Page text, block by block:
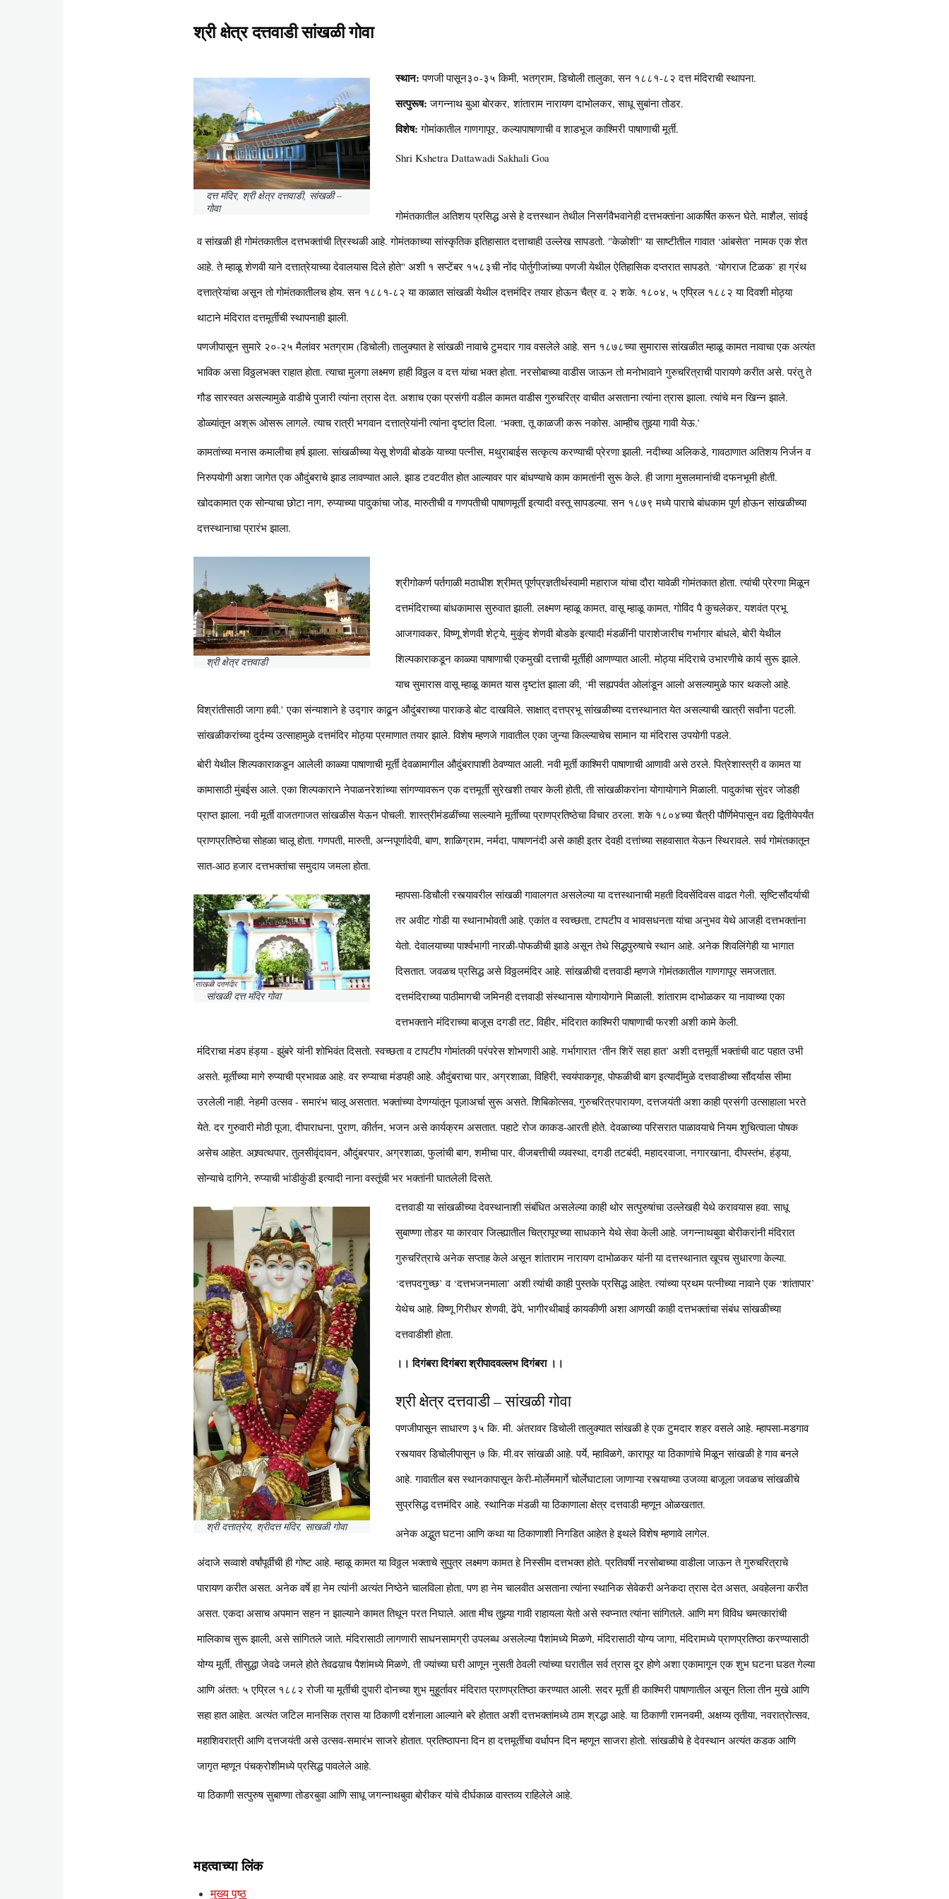
श्री क्षेत्र दत्तवाडी सांखळी गोवा
दत्त मंदिर, श्री क्षेत्र दत्तवाडी, सांखळी –
गोवा
स्थान: पणजी पासून३०-३५ किमी, भतग्राम, डिचोली तालुका, सन १८८१-८२ दत्त मंदिराची स्थापना.
सत्पुरूष: जगन्नाथ बुआ बोरकर, शांताराम नारायण दाभोलकर, साधू सुबांना तोडर.
विशेष: गोमांकातील गाणगापूर, कल्यापाषाणाची व शाडभूज काश्मिरी पाषाणाची मूर्ती.
Shri Kshetra Dattawadi Sakhali Goa
गोमंतकातील अतिशय प्रसिद्ध असे हे दत्तस्थान तेथील निसर्गवैभवानेही दत्तभक्तांना आकर्षित करून घेते. माशैल, सांवई
व सांखळी ही गोमंतकातील दत्तभक्तांची त्रिस्थळी आहे. गोमंतकाच्या सांस्कृतिक इतिहासात दत्ताचाही उल्लेख सापडतो. "केळोशी" या साष्टीतील गावात ‘आंबसेत’ नामक एक शेत
आहे. ते म्हाळू शेणवी याने दत्तात्रेयाच्या देवालयास दिले होते" अशी १ सप्टेंबर १५८३ची नोंद पोर्तुगीजांच्या पणजी येथील ऐतिहासिक दप्तरात सापडते. ‘योगराज टिळक’ हा ग्रंथ
दत्तात्रेयांचा असून तो गोमंतकातीलच होय. सन १८८१-८२ या काळात सांखळी येथील दत्तमंदिर तयार होऊन चैत्र व. २ शके. १८०४, ५ एप्रिल १८८२ या दिवशी मोठ्या
थाटाने मंदिरात दत्तमूर्तीची स्थापनाही झाली.
पणजीपासून सुमारे २०-२५ मैलांवर भतग्राम (डिचोली) तालुक्यात हे सांखळी नावाचे टुमदार गाव वसलेले आहे. सन १८७८च्या सुमारास सांखळीत म्हाळू कामत नावाचा एक अत्यंत
भाविक असा विठ्ठलभक्त राहात होता. त्याचा मुलगा लक्ष्मण हाही विठ्ठल व दत्त यांचा भक्त होता. नरसोबाच्या वाडीस जाऊन तो मनोभावाने गुरुचरित्राची पारायणे करीत असे. परंतु ते
गौड सारस्वत असल्यामुळे वाडीचे पुजारी त्यांना त्रास देत. अशाच एका प्रसंगी वडील कामत वाडीस गुरुचरित्र वाचीत असताना त्यांना त्रास झाला. त्यांचे मन खिन्न झाले.
डोळ्यांतून अश्रू ओसरू लागले. त्याच रात्री भगवान दत्तात्रेयांनी त्यांना दृष्टांत दिला. ‘भक्ता, तू काळजी करू नकोस. आम्हीच तुझ्या गावी येऊ.’
कामतांच्या मनास कमालीचा हर्ष झाला. सांखळीच्या येसू शेणवी बोडके याच्या पत्नीस, मथुराबाईस सत्कृत्य करण्याची प्रेरणा झाली. नदीच्या अलिकडे, गावठाणात अतिशय निर्जन व
निरुपयोगी अशा जागेत एक औदुंबराचे झाड लावण्यात आले. झाड टवटवीत होत आल्यावर पार बांधण्याचे काम कामतांनी सुरू केले. ही जागा मुसलमानांची दफनभूमी होती.
खोदकामात एक सोन्याचा छोटा नाग, रुप्याच्या पादुकांचा जोड, मारुतीची व गणपतीची पाषाणमूर्ती इत्यादी वस्तू सापडल्या. सन १८७९ मध्ये पाराचे बांधकाम पूर्ण होऊन सांखळीच्या
दत्तस्थानाचा प्रारंभ झाला.
श्री क्षेत्र दत्तवाडी
श्रीगोकर्ण पर्तगाळी मठाधीश श्रीमत् पूर्णप्रज्ञतीर्थस्वामी महाराज यांचा दौरा यावेळी गोमंतकात होता. त्यांची प्रेरणा मिळून
दत्तमंदिराच्या बांधकामास सुरुवात झाली. लक्ष्मण म्हाळू कामत, वासू म्हाळू कामत, गोविंद पै कुचलेकर, यशवंत प्रभू
आजगावकर, विष्णू शेणवी शेट्ये, मुकुंद शेणवी बोडके इत्यादी मंडळींनी पाराशेजारीच गर्भागार बांधले, बोरी येथील
शिल्पकाराकडून काळ्या पाषाणाची एकमुखी दत्ताची मूर्तीही आणण्यात आली. मोठ्या मंदिराचे उभारणीचे कार्य सुरू झाले.
याच सुमारास वासू म्हाळू कामत यास दृष्टांत झाला की, ‘मी सह्यपर्वत ओलांडून आलो असल्यामुळे फार थकलो आहे.
विश्रांतीसाठी जागा हवी.’ एका संन्याशाने हे उद्गार काढून औदुंबराच्या पाराकडे बोट दाखविले. साक्षात् दत्तप्रभू सांखळीच्या दत्तस्थानात येत असल्याची खात्री सर्वांना पटली.
सांखळीकरांच्या दुर्दम्य उत्साहामुळे दत्तमंदिर मोठ्या प्रमाणात तयार झाले. विशेष म्हणजे गावातील एका जुन्या किल्ल्याचेच सामान या मंदिरास उपयोगी पडले.
बोरी येथील शिल्पकाराकडून आलेली काळ्या पाषाणाची मूर्ती देवळामागील औदुंबरापाशी ठेवण्यात आली. नवी मूर्ती काश्मिरी पाषाणाची आणावी असे ठरले. पित्रेशास्त्री व कामत या
कामासाठी मुंबईस आले. एका शिल्पकाराने नेपाळनरेशांच्या सांगण्यावरून एक दत्तमूर्ती सुरेखशी तयार केली होती, ती सांखळीकरांना योगायोगाने मिळाली. पादुकांचा सुंदर जोडही
प्राप्त झाला. नवी मूर्ती वाजतगाजत सांखळीस येऊन पोचली. शास्त्रीमंडळींच्या सल्ल्याने मूर्तीच्या प्राणप्रतिष्ठेचा विचार ठरला. शके १८०४च्या चैत्री पौर्णिमेपासून वद्य द्वितीयेपर्यंत
प्राणप्रतिष्ठेचा सोहळा चालू होता. गणपती, मारुती, अन्नपूर्णादेवी, बाण, शाळिग्राम, नर्मदा, पाषाणनंदी असे काही इतर देवही दत्तांच्या सहवासात येऊन स्थिरावले. सर्व गोमंतकातून
सात-आठ हजार दत्तभक्तांचा समुदाय जमला होता.
सांखळी दत्त मंदिर गोवा
म्हापसा-डिचौली रस्त्यावरील सांखळी गावालगत असलेल्या या दत्तस्थानाची महती दिवसेंदिवस वाढत गेली. सृष्टिसौंदर्याची
तर अवीट गोडी या स्थानाभोवती आहे. एकांत व स्वच्छता, टापटीप व भावसधनता यांचा अनुभव येथे आजही दत्तभक्तांना
येतो. देवालयाच्या पार्श्वभागी नारळी-पोफळीची झाडे असून तेथे सिद्धपुरुषाचे स्थान आहे. अनेक शिवलिंगेही या भागात
दिसतात. जवळच प्रसिद्ध असे विठ्ठलमंदिर आहे. सांखळीची दत्तवाडी म्हणजे गोमंतकातील गाणगापूर समजतात.
दत्तमंदिराच्या पाठीमागची जमिनही दत्तवाडी संस्थानास योगायोगाने मिळाली. शांताराम दाभोळकर या नावाच्या एका
दत्तभक्ताने मंदिराच्या बाजूस दगडी तट, विहीर, मंदिरात काश्मिरी पाषाणाची फरशी अशी कामे केली.
मंदिराचा मंडप हंड्या - झुंबरे यांनी शोभिवंत दिसतो. स्वच्छता व टापटीप गोमांतकी परंपरेस शोभणारी आहे. गर्भागारात ‘तीन शिरें सहा हात’ अशी दत्तमूर्ती भक्तांची वाट पहात उभी
असते. मूर्तीच्या मागे रुप्याची प्रभावळ आहे. वर रुप्याचा मंडपही आहे. औदुंबराचा पार, अग्रशाळा, विहिरी, स्वयंपाकगृह, पोफळीची बाग इत्यादींमुळे दत्तवाडीच्या सौंदर्यास सीमा
उरलेली नाही. नेहमी उत्सव - समारंभ चालू असतात. भक्तांच्या देणग्यांतून पूजाअर्चा सुरू असते. शिबिकोत्सव, गुरुचरित्रपारायण, दत्तजयंती अशा काही प्रसंगी उत्साहाला भरते
येते. दर गुरुवारी मोठी पूजा, दीपाराधना, पुराण, कीर्तन, भजन असे कार्यक्रम असतात. पहाटे रोज काकड-आरती होते. देवळाच्या परिसरात पाळावयाचे नियम शुचित्वाला पोषक
असेच आहेत. अश्र्वत्थपार, तुलसीवृंदावन, औदुंबरपार, अग्रशाळा, फुलांची बाग, शमीचा पार, वीजबत्तीची व्यवस्था, दगडी तटबंदी, महादरवाजा, नगारखाना, दीपस्तंभ, हंड्या,
सोन्याचे दागिने, रुप्याची भांडीकुंडी इत्यादी नाना वस्तूंची भर भक्तांनी घातलेली दिसते.
श्री दत्तात्रेय, श्रीदत्त मंदिर, साखळी गोवा
दत्तवाडी या सांखळीच्या देवस्थानाशी संबंधित असलेल्या काही थोर सत्पुरुषांचा उल्लेखही येथे करावयास हवा. साधू
सुबाण्णा तोडर या कारवार जिल्ह्यातील चित्रापूरच्या साधकाने येथे सेवा केली आहे. जगन्नाथबुवा बोरीकरांनी मंदिरात
गुरुचरित्राचे अनेक सप्ताह केले असून शांताराम नारायण दाभोळकर यांनी या दत्तस्थानात खूपच सुधारणा केल्या.
‘दत्तपदगुच्छ’ व ‘दत्तभजनमाला’ अशी त्यांची काही पुस्तके प्रसिद्ध आहेत. त्यांच्या प्रथम पत्नीच्या नावाने एक ‘शांतापार’
येथेच आहे. विष्णू गिरीधर शेणवी, ढेंपे, भागीरथीबाई कायकीणी अशा आणखी काही दत्तभक्तांचा संबंध सांखळीच्या
दत्तवाडीशी होता.
।। दिगंबरा दिगंबरा श्रीपादवल्लभ दिगंबरा ।।
श्री क्षेत्र दत्तवाडी – सांखळी गोवा
पणजीपासून साधारण ३५ कि. मी. अंतरावर डिचोली तालुक्यात सांखळी हे एक टुमदार शहर वसले आहे. म्हापसा-मडगाव
रस्त्यावर डिचोलीपासून ७ कि. मी.वर सांखळी आहे. पर्ये, म्हाविळगे, कारापूर या ठिकाणांचे मिळून सांखळी हे गाव बनले
आहे. गावातील बस स्थानकापासून केरी-मोर्लेममार्गे चोर्लेघाटाला जाणाऱ्या रस्त्याच्या उजव्या बाजूला जवळच सांखळीचे
सुप्रसिद्ध दत्तमंदिर आहे. स्थानिक मंडळी या ठिकाणाला क्षेत्र दत्तवाडी म्हणून ओळखतात.
अनेक अद्भुत घटना आणि कथा या ठिकाणाशी निगडित आहेत हे इथले विशेष म्हणावे लागेल.
अंदाजे सव्वाशे वर्षांपूर्वीची ही गोष्ट आहे. म्हाळू कामत या विठ्ठल भक्ताचे सुपुत्र लक्ष्मण कामत हे निस्सीम दत्तभक्त होते. प्रतिवर्षी नरसोबाच्या वाडीला जाऊन ते गुरुचरित्राचे
पारायण करीत असत. अनेक वर्षे हा नेम त्यांनी अत्यंत निष्ठेने चालविला होता, पण हा नेम चालवीत असताना त्यांना स्थानिक सेवेकरी अनेकदा त्रास देत असत, अवहेलना करीत
असत. एकदा असाच अपमान सहन न झाल्याने कामत तिथून परत निघाले. आता मीच तुझ्या गावी राहायला येतो असे स्वप्नात त्यांना सांगितले. आणि मग विविध चमत्कारांची
मालिकाच सुरू झाली, असे सांगितले जाते. मंदिरासाठी लागणारी साधनसामग्री उपलब्ध असलेल्या पैशांमध्ये मिळणे, मंदिरासाठी योग्य जागा, मंदिरामध्ये प्राणप्रतिष्ठा करण्यासाठी
योग्य मूर्ती, तीसुद्धा जेवढे जमले होते तेवढय़ाच पैशांमध्ये मिळणे, ती ज्यांच्या घरी आणून नुसती ठेवली त्यांच्या घरातील सर्व त्रास दूर होणे अशा एकामागून एक शुभ घटना घडत गेल्या
आणि अंतत: ५ एप्रिल १८८२ रोजी या मूर्तीची दुपारी दोनच्या शुभ मुहूर्तावर मंदिरात प्राणप्रतिष्ठा करण्यात आली. सदर मूर्ती ही काश्मिरी पाषाणातील असून तिला तीन मुखे आणि
सहा हात आहेत. अत्यंत जटिल मानसिक त्रास या ठिकाणी दर्शनाला आल्याने बरे होतात अशी दत्तभक्तांमध्ये ठाम श्रद्धा आहे. या ठिकाणी रामनवमी, अक्षय्य तृतीया, नवरात्रोत्सव,
महाशिवरात्री आणि दत्तजयंती असे उत्सव-समारंभ साजरे होतात. प्रतिष्ठापना दिन हा दत्तमूर्तीचा वर्धापन दिन म्हणून साजरा होतो. सांखळीचे हे देवस्थान अत्यंत कडक आणि
जागृत म्हणून पंचक्रोशीमध्ये प्रसिद्ध पावलेले आहे.
या ठिकाणी सत्पुरुष सुबाण्णा तोडरबुवा आणि साधू जगन्नाथबुवा बोरीकर यांचे दीर्घकाळ वास्तव्य राहिलेले आहे.
महत्वाच्या लिंक
मुख्य पृष्ठ